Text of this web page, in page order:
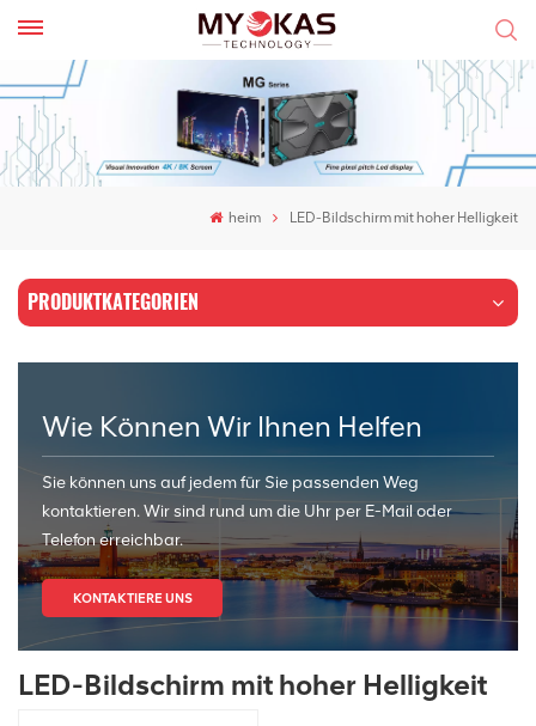
heim LED-Bildschirm mit hoher Helligkeit
PRODUKTKATEGORIEN
Wie Können Wir Ihnen Helfen
Sie können uns auf jedem für Sie passenden Weg
kontaktieren. Wir sind rund um die Uhr per E-Mail oder
Telefon erreichbar.
KONTAKTIERE UNS
LED-Bildschirm mit hoher Helligkeit